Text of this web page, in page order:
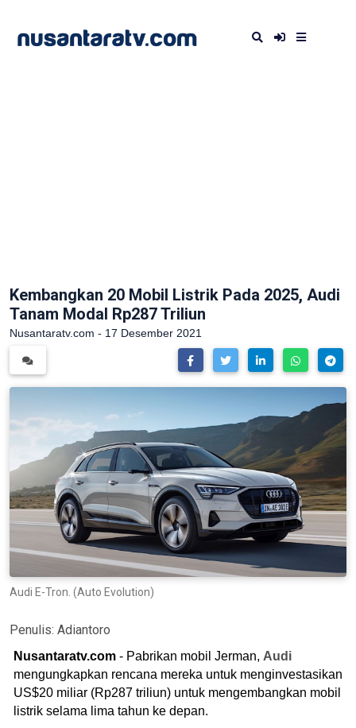
Kembangkan 20 Mobil Listrik Pada 2025, Audi
Tanam Modal Rp287 Triliun
Nusantaratv.com - 17 Desember 2021
Audi E-Tron. (Auto Evolution)
Penulis: Adiantoro
Nusantaratv.com - Pabrikan mobil Jerman, Audi
mengungkapkan rencana mereka untuk menginvestasikan
US$20 miliar (Rp287 triliun) untuk mengembangkan mobil
listrik selama lima tahun ke depan.